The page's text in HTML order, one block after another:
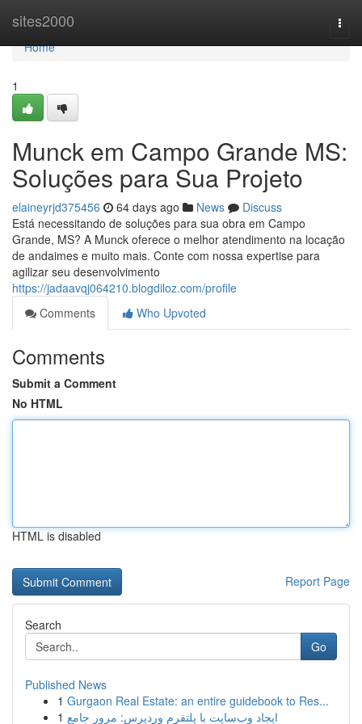
sites2000
Home
Home
1
Munck em Campo Grande MS:
Soluções para Sua Projeto
elaineyrjd375456 64 days ago News
Discuss
Está necessitando de soluções para sua obra em Campo
Grande, MS? A Munck oferece o melhor atendimento na locação
de andaimes e muito mais. Conte com nossa expertise para
agilizar seu desenvolvimento
https://jadaavqj064210.blogdiloz.com/profile
Comments
Who Upvoted
Comments
Submit a Comment
No HTML
HTML is disabled
Report Page
Search
Go
Published News
1 Gurgaon Real Estate: an entire guidebook to Res...
1 ایجاد وب‌سایت با پلتفرم وردپرس: مرور جامع